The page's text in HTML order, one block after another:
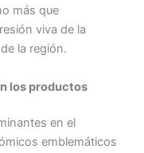
más que
viva de la
la región.
los productos
en el
emblemáticos